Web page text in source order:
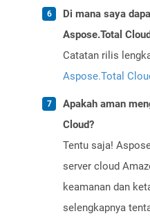
Di mana saya
Aspose.Total
Catatan rilis
Aspose.Total
Apakah aman
Cloud?
Tentu saja!
server cloud
keamanan dan
selengkapnya